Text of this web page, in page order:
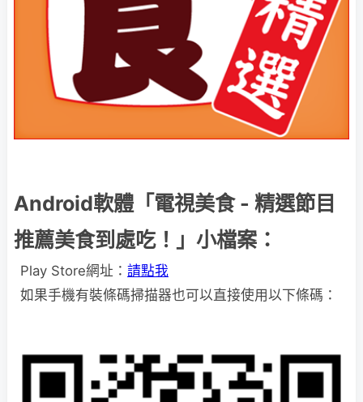
Android軟體「電視美食 - 精選節目
推薦美食到處吃！」小檔案：
Play Store網址： 請點我
如果手機有裝條碼掃描器也可以直接使用以下條碼：